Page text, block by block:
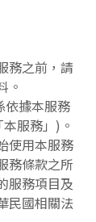
務之前，請
。
依據本服務
服務」)。
使用本服務
務條款之所
服務項目及
民國相關法